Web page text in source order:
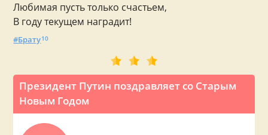
Президент Путин поздравляет со Старым
Новым Годом
Любимая пусть только счастьем,
В году текущем наградит!
Брату10